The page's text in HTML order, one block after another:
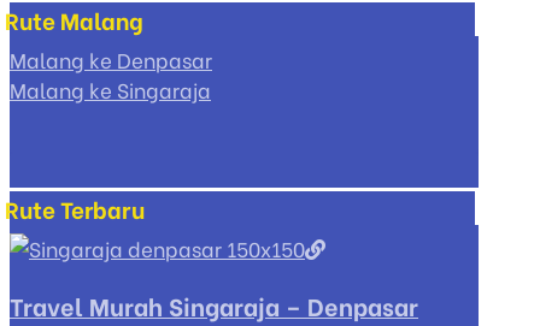
Rute Malang
Malang ke Denpasar
Malang ke Singaraja
Rute Terbaru
Travel Murah Singaraja – Denpasar